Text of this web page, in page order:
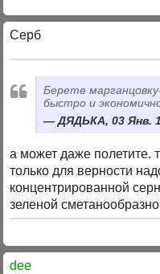
Серб
Берете
быстро и
ДЯДЬКА, 03 Янв.
а может даже полетите.
только для верности
концентрированной
зеленой
dee